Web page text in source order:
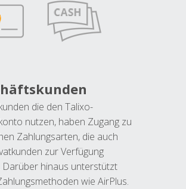
die den Talixo-
nutzen, haben Zugang zu
Zahlungsarten, die auch
zur Verfügung
Darüber hinaus unterstützt
wie AirPlus.